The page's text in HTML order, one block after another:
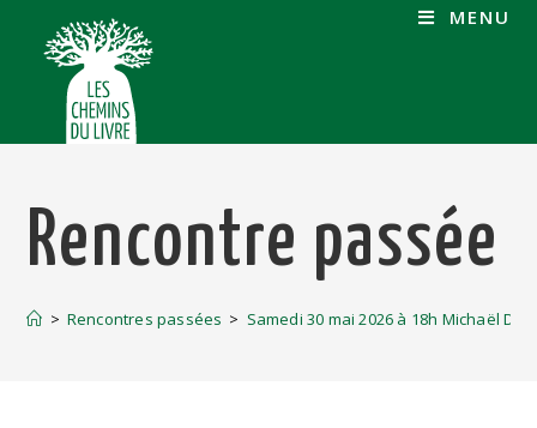
MENU
Rencontre passée
> Rencontres passées > Samedi 30 mai 2026 à 18h Michaël